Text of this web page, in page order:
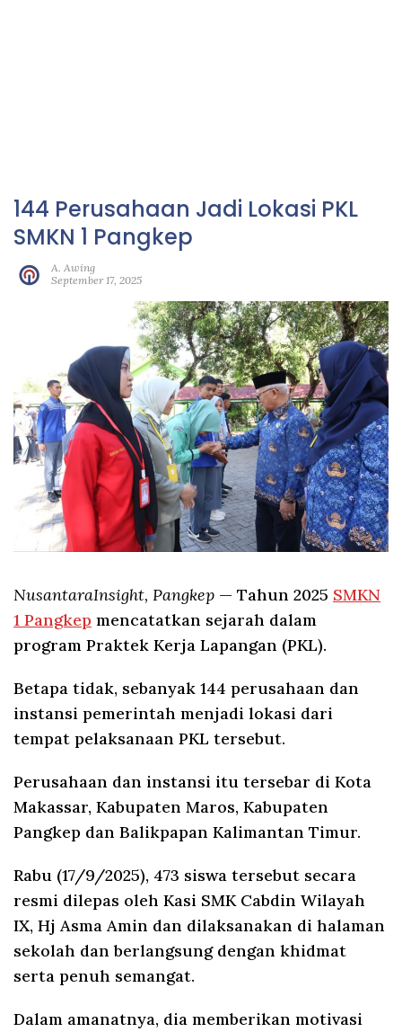
144 Perusahaan Jadi Lokasi PKL
SMKN 1 Pangkep
A. Awing
September 17, 2025
NusantaraInsight, Pangkep — Tahun 2025 SMKN
1 Pangkep mencatatkan sejarah dalam
program Praktek Kerja Lapangan (PKL).
Betapa tidak, sebanyak 144 perusahaan dan
instansi pemerintah menjadi lokasi dari
tempat pelaksanaan PKL tersebut.
Perusahaan dan instansi itu tersebar di Kota
Makassar, Kabupaten Maros, Kabupaten
Pangkep dan Balikpapan Kalimantan Timur.
Rabu (17/9/2025), 473 siswa tersebut secara
resmi dilepas oleh Kasi SMK Cabdin Wilayah
IX, Hj Asma Amin dan dilaksanakan di halaman
sekolah dan berlangsung dengan khidmat
serta penuh semangat.
Dalam amanatnya, dia memberikan motivasi